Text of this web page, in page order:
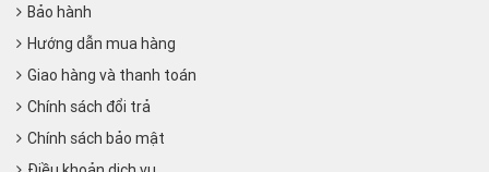
Bảo hành
Hướng dẫn mua hàng
Giao hàng và thanh toán
Chính sách đổi trả
Chính sách bảo mật